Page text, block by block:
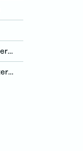
Herregistratie psychosomatisch oefentherapeut
Stappenplan verlopen specialisatieregisters OT